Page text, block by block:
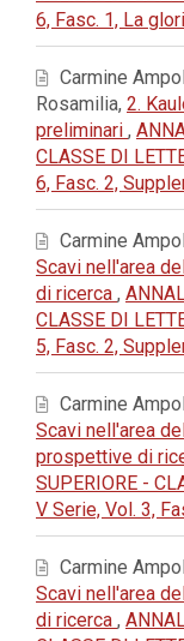
6, Fasc. 1, La
Carmine
Rosamilia, 2.
preliminari ,
CLASSE DI
6, Fasc. 2,
Carmine
Scavi nell'area
di ricerca ,
CLASSE DI
5, Fasc. 2,
Carmine
Scavi nell'area
prospettive di
SUPERIORE -
V Serie, Vol. 3,
Carmine
Scavi nell'area
di ricerca ,